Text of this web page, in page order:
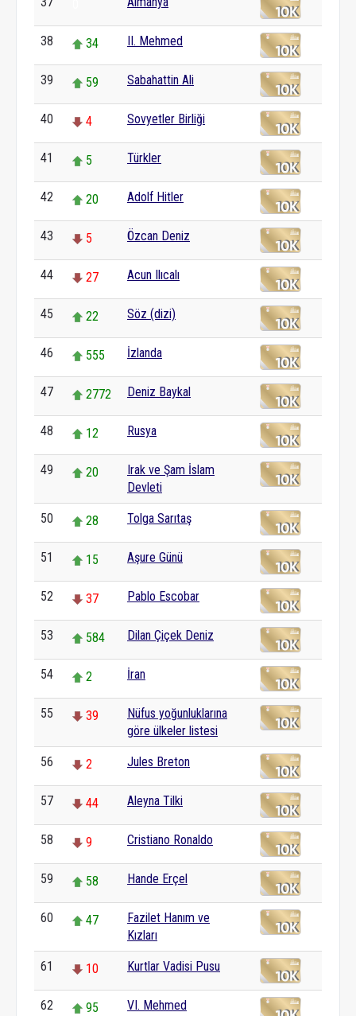
38 34 II. Mehmed
39 59 Sabahattin Ali
40 4 Sovyetler Birliği
41 5 Türkler
42 20 Adolf Hitler
43 5 Özcan Deniz
44 27 Acun Ilıcalı
45 22 Söz (dizi)
46 555 İzlanda
47 2772 Deniz Baykal
48 12 Rusya
49 20
Irak ve Şam İslam
Devleti
50 28 Tolga Sarıtaş
51 15 Aşure Günü
52 37 Pablo Escobar
53 584 Dilan Çiçek Deniz
54 2 İran
55 39
Nüfus yoğunluklarına
göre ülkeler listesi
56 2 Jules Breton
57 44 Aleyna Tilki
58 9 Cristiano Ronaldo
59 58 Hande Erçel
60 47
Fazilet Hanım ve
Kızları
61 10 Kurtlar Vadisi Pusu
62 95 VI. Mehmed